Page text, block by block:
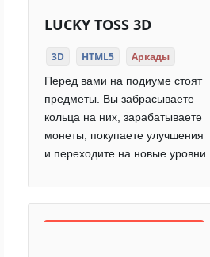
LUCKY TOSS 3D
3D HTML5 Аркады
Перед вами на подиуме стоят
предметы. Вы забрасываете
кольца на них, зарабатываете
монеты, покупаете улучшения
и переходите на новые уровни.